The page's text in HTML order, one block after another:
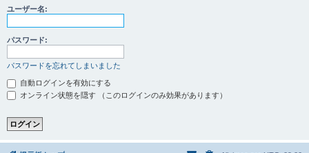
ユーザー名:
パスワード:
パスワードを忘れてしまいました
自動ログインを有効にする
オンライン状態を隠す （このログインのみ効果があります）